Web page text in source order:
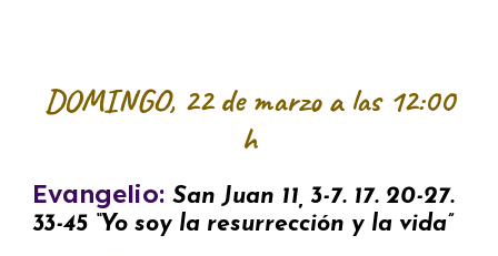
DOMINGO, 22de marzo a las 12:00
h
Evangelio: San Juan 11, 3-7. 17. 20-27.
33-45 “Yo soy la resurrección y la vida”